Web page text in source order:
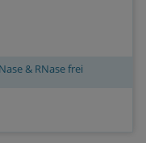
& RNase frei